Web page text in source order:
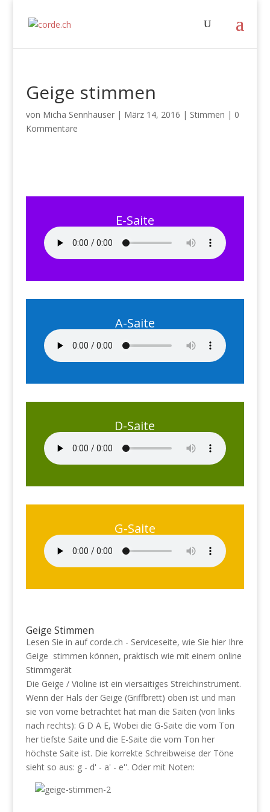
Geige stimmen
von Micha Sennhauser| März 14, 2016 | Stimmen | 0
Kommentare
E-Saite
A-Saite
D-Saite
G-Saite
Geige Stimmen
Lesen Sie in auf corde.ch - Serviceseite, wie Sie hier Ihre
Geige stimmen können, praktisch wie mit einem online
Stimmgerät
Die Geige / Violine ist ein viersaitiges Streichinstrument.
Wenn der Hals der Geige (Griffbrett) oben ist und man
sie von vorne betrachtet hat man die Saiten (von links
nach rechts): G D A E, Wobei die G-Saite die vom Ton
her tiefste Saite und die E-Saite die vom Ton her
höchste Saite ist. Die korrekte Schreibweise der Töne
sieht so aus: g - d' - a' - e''. Oder mit Noten: